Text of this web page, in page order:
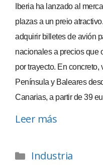
Iberia ha lanzado al
plazas a un preio
adquirir billetes de avión
nacionales a precios que
por trayecto. En
Península y Baleares
Canarias, a partir de 39
Leer más
Industria